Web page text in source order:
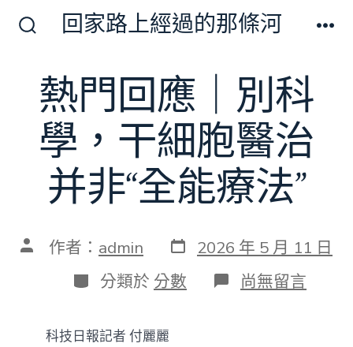
切
換
開
關
回家路上經過的那條河
熱門回應｜別科
學，干細胞醫治
并非“全能療法”
文 作者： admin 發
表
日
期
2026 年 5 月 11 日
分
類
分類於 分數 在
〈熱
尚無留言
科技日報記者 付麗麗